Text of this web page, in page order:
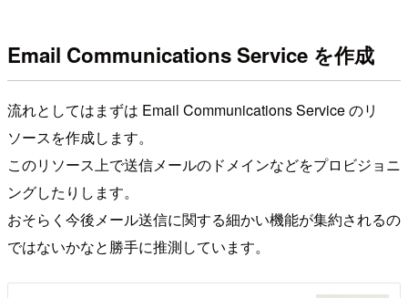
Email Communications Service を作成
流れとしてはまずは Email Communications Service のリ
ソースを作成します。
このリソース上で送信メールのドメインなどをプロビジョニ
ングしたりします。
おそらく今後メール送信に関する細かい機能が集約されるの
ではないかなと勝手に推測しています。